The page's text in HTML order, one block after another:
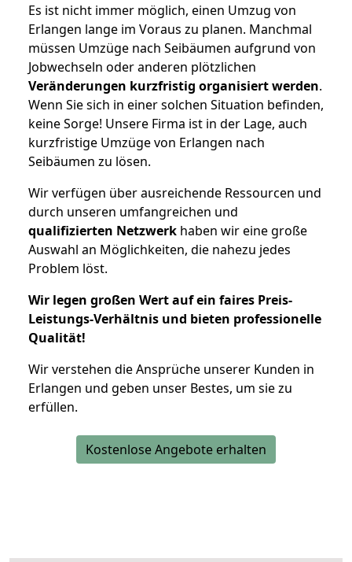
Es ist nicht immer möglich, einen Umzug von
Erlangen lange im Voraus zu planen. Manchmal
müssen Umzüge nach Seibäumen aufgrund von
Jobwechseln oder anderen plötzlichen
Veränderungen kurzfristig organisiert werden.
Wenn Sie sich in einer solchen Situation befinden,
keine Sorge! Unsere Firma ist in der Lage, auch
kurzfristige Umzüge von Erlangen nach
Seibäumen zu lösen.
Wir verfügen über ausreichende Ressourcen und
durch unseren umfangreichen und
qualifizierten Netzwerk haben wir eine große
Auswahl an Möglichkeiten, die nahezu jedes
Problem löst.
Wir legen großen Wert auf ein faires Preis-
Leistungs-Verhältnis und bieten professionelle
Qualität!
Wir verstehen die Ansprüche unserer Kunden in
Erlangen und geben unser Bestes, um sie zu
erfüllen.
Kostenlose Angebote erhalten